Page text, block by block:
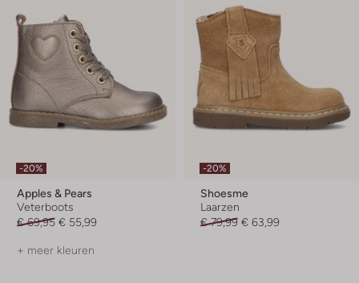
-20%
Apples & Pears
Veterboots
€ 69,95 € 55,99
+ meer kleuren
-20%
Shoesme
Laarzen
€ 79,99 € 63,99